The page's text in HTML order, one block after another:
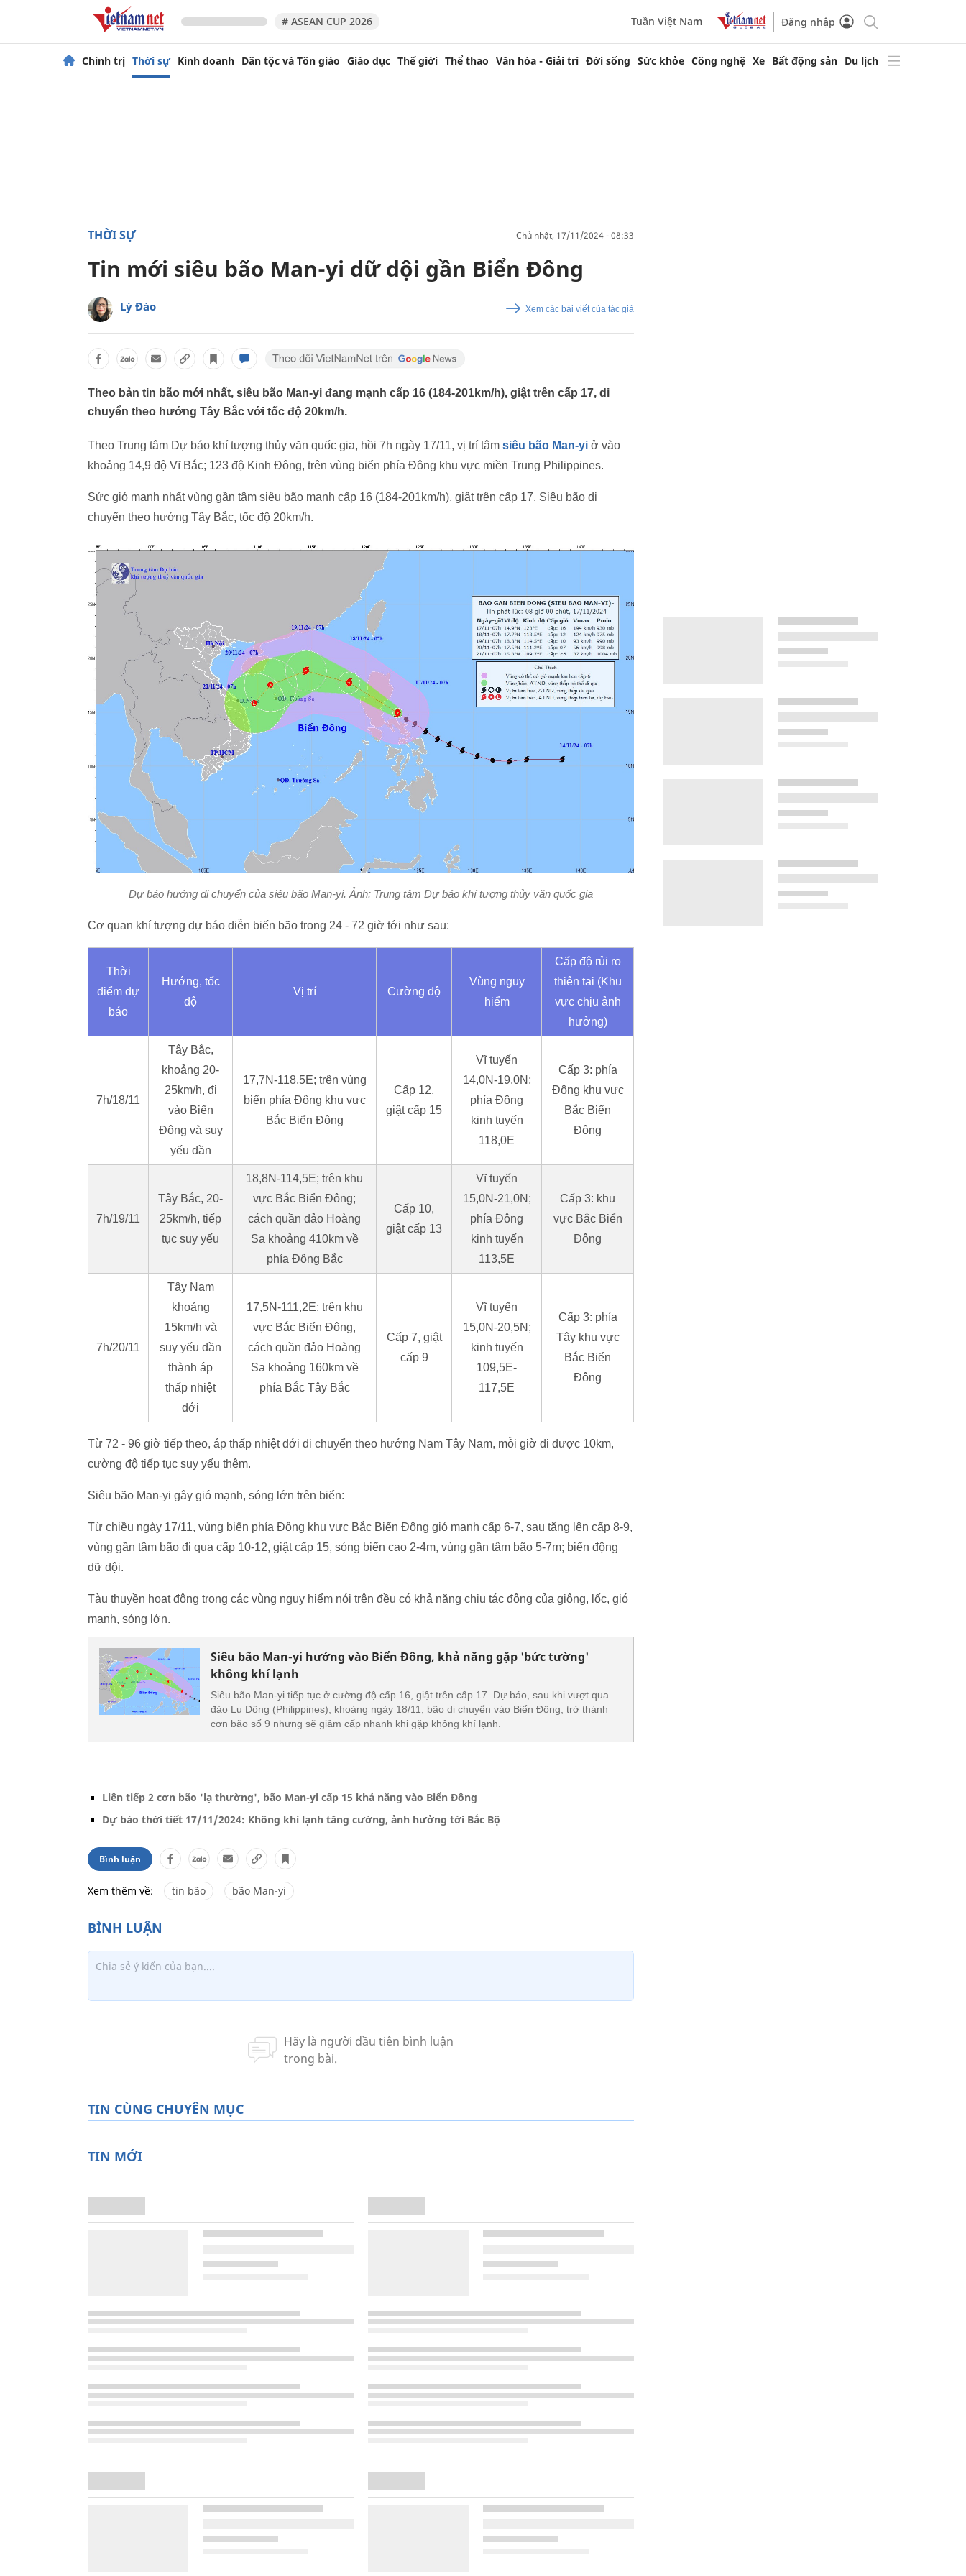
# ASEAN CUP 2026 Tuần Việt Nam Đăng nhập
Chính trị Thời sự Kinh doanh Dân tộc và Tôn giáo Giáo dục Thế giới Thể thao Văn hóa - Giải trí Đời sống Sức khỏe Công nghệ Xe Bất động sản Du lịch
THỜI SỰ chủ nhật, 17/11/2024 - 08:33
Tin mới siêu bão Man-yi dữ dội gần Biển Đông
Lý Đào Xem các bài viết của tác giả
Theo bản tin bão mới nhất, siêu bão Man-yi đang mạnh cấp 16 (184-201km/h), giật trên cấp 17, di
chuyển theo hướng Tây Bắc với tốc độ 20km/h.
Theo Trung tâm Dự báo khí tượng thủy văn quốc gia, hồi 7h ngày 17/11, vị trí tâm siêu bão Man-yi ở vào
khoảng 14,9 độ Vĩ Bắc; 123 độ Kinh Đông, trên vùng biển phía Đông khu vực miền Trung Philippines.
Sức gió mạnh nhất vùng gần tâm siêu bão mạnh cấp 16 (184-201km/h), giật trên cấp 17. Siêu bão di
chuyển theo hướng Tây Bắc, tốc độ 20km/h.
Dự báo hướng di chuyển của siêu bão Man-yi. Ảnh: Trung tâm Dự báo khí tượng thủy văn quốc gia
Cơ quan khí tượng dự báo diễn biến bão trong 24 - 72 giờ tới như sau:
Thời
điểm dự
báo
Hướng, tốc
độ
Vị trí Cường độ
Vùng nguy
hiểm
Cấp độ rủi ro
thiên tai (Khu
vực chịu ảnh
hưởng)
7h/18/11
Tây Bắc,
khoảng 20-
25km/h, đi
vào Biển
Đông và suy
yếu dần
17,7N-118,5E; trên vùng
biển phía Đông khu vực
Bắc Biển Đông
Cấp 12,
giật cấp 15
Vĩ tuyến
14,0N-19,0N;
phía Đông
kinh tuyến
118,0E
Cấp 3: phía
Đông khu vực
Bắc Biển
Đông
7h/19/11
Tây Bắc, 20-
25km/h, tiếp
tục suy yếu
18,8N-114,5E; trên khu
vực Bắc Biển Đông;
cách quần đảo Hoàng
Sa khoảng 410km về
phía Đông Bắc
Cấp 10,
giật cấp 13
Vĩ tuyến
15,0N-21,0N;
phía Đông
kinh tuyến
113,5E
Cấp 3: khu
vực Bắc Biển
Đông
7h/20/11
Tây Nam
khoảng
15km/h và
suy yếu dần
thành áp
thấp nhiệt
đới
17,5N-111,2E; trên khu
vực Bắc Biển Đông,
cách quần đảo Hoàng
Sa khoảng 160km về
phía Bắc Tây Bắc
Cấp 7, giật
cấp 9
Vĩ tuyến
15,0N-20,5N;
kinh tuyến
109,5E-
117,5E
Cấp 3: phía
Tây khu vực
Bắc Biển
Đông
Từ 72 - 96 giờ tiếp theo, áp thấp nhiệt đới di chuyển theo hướng Nam Tây Nam, mỗi giờ đi được 10km,
cường độ tiếp tục suy yếu thêm.
Siêu bão Man-yi gây gió mạnh, sóng lớn trên biển:
Từ chiều ngày 17/11, vùng biển phía Đông khu vực Bắc Biển Đông gió mạnh cấp 6-7, sau tăng lên cấp 8-9,
vùng gần tâm bão đi qua cấp 10-12, giật cấp 15, sóng biển cao 2-4m, vùng gần tâm bão 5-7m; biển động
dữ dội.
Tàu thuyền hoạt động trong các vùng nguy hiểm nói trên đều có khả năng chịu tác động của giông, lốc, gió
mạnh, sóng lớn.
Siêu bão Man-yi hướng vào Biển Đông, khả năng gặp 'bức tường'
không khí lạnh
Siêu bão Man-yi tiếp tục ở cường độ cấp 16, giật trên cấp 17. Dự báo, sau khi vượt qua
đảo Lu Dông (Philippines), khoảng ngày 18/11, bão di chuyển vào Biển Đông, trở thành
cơn bão số 9 nhưng sẽ giảm cấp nhanh khi gặp không khí lạnh.
Liên tiếp 2 cơn bão 'lạ thường', bão Man-yi cấp 15 khả năng vào Biển Đông
Dự báo thời tiết 17/11/2024: Không khí lạnh tăng cường, ảnh hưởng tới Bắc Bộ
Bình luận
Xem thêm về: tin bão bão Man-yi
TIN CÙNG CHUYÊN MỤC
TIN MỚI